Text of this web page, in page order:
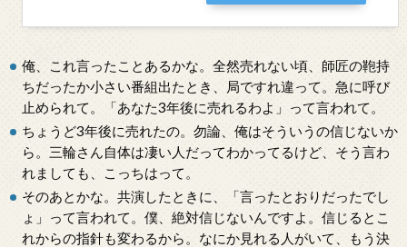
俺、これ言ったことあるかな。全然売れない頃、師匠の鞄持
ちだったか小さい番組出たとき、局ですれ違って。急に呼び
止められて。「あなた3年後に売れるわよ」って言われて。
ちょうど3年後に売れたの。勿論、俺はそういうの信じないか
ら。三輪さん自体は凄い人だってわかってるけど、そう言わ
れましても、こっちはって。
そのあとかな。共演したときに、「言ったとおりだったでし
ょ」って言われて。僕、絶対信じないんですよ。信じるとこ
れからの指針も変わるから。なにか見れる人がいて、もう決